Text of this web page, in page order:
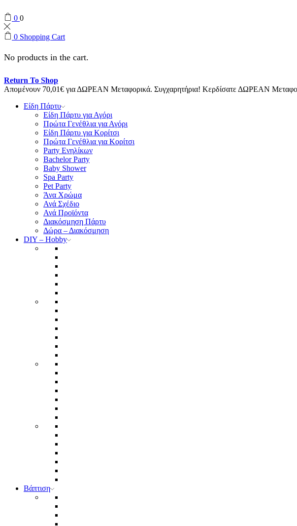
0 0
0 Shopping Cart
No products in the cart.
Return To Shop
Απομένουν 70,01€ για ΔΩΡΕΑΝ Μεταφορικά. Συγχαρητήρια! Κερδίσατε ΔΩΡΕΑΝ
Είδη Πάρτυ
Είδη Πάρτυ για Αγόρι
Πρώτα Γενέθλια για Αγόρι
Είδη Πάρτυ για Κορίτσι
Πρώτα Γενέθλια για Κορίτσι
Party Ενηλίκων
Bachelor Party
Baby Shower
Spa Party
Pet Party
Άνα Χρώμα
Ανά Σχέδιο
Ανά Προϊόντα
Διακόσμηση Πάρτυ
Δώρα – Διακόσμηση
DIY – Hobby
Βάπτιση